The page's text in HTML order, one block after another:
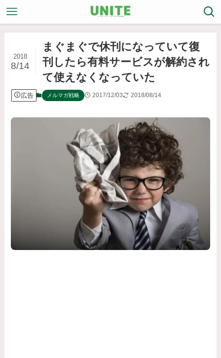
まぐまぐで休刊になっていて復
刊したら有料サービスが解約され
て使えなくなっていた
2018
8/14
広告 メルマガ戦略 2017/12/03 2018/08/14